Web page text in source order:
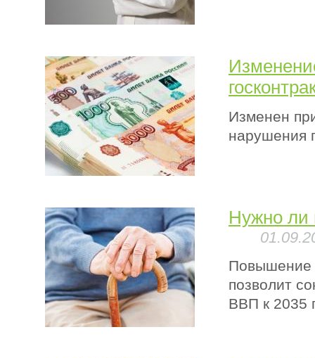
Изменен
нарушения
Нужно ли
Повышение
позволит
ВВП к 2035